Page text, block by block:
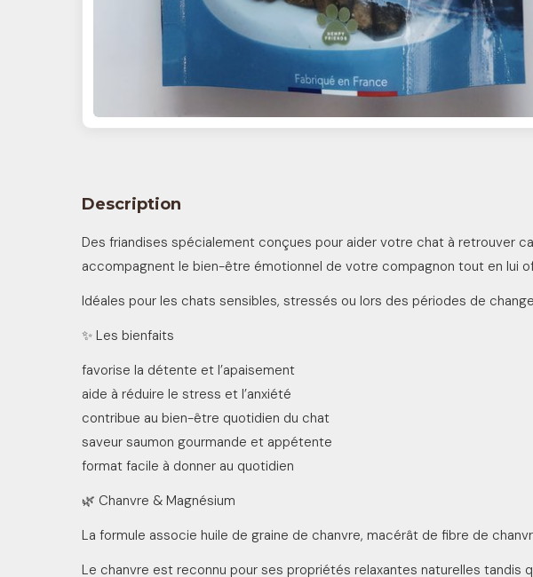
Description
Des friandises spécialement conçues pour aider votre chat à retrouver
accompagnent le bien-être émotionnel de votre compagnon tout en lui
Idéales pour les chats sensibles, stressés ou lors des périodes de
✨ Les bienfaits
favorise la détente et l’apaisement
aide à réduire le stress et l’anxiété
contribue au bien-être quotidien du chat
saveur saumon gourmande et appétente
format facile à donner au quotidien
🌿 Chanvre & Magnésium
La formule associe huile de graine de chanvre, macérât de fibre de
Le chanvre est reconnu pour ses propriétés relaxantes naturelles tandis